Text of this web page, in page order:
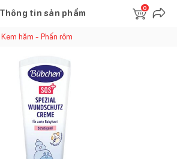
Thông tin sản phẩm
0
Kem hăm - Phấn rôm